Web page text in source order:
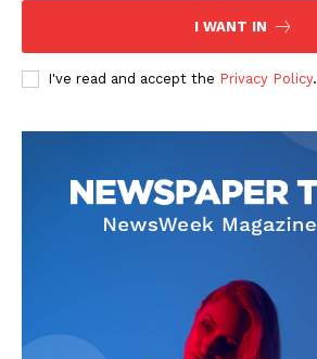
I WANT IN
I've read and accept the Privacy Policy.